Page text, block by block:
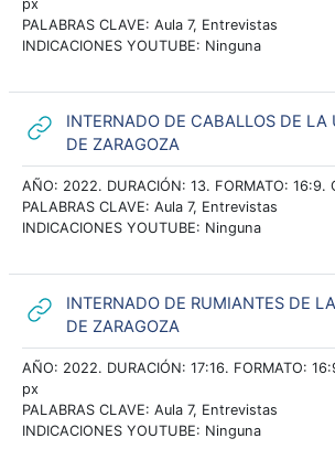
px
PALABRAS CLAVE: Aula 7, Entrevistas
INDICACIONES YOUTUBE: Ninguna
INTERNADO DE CABALLOS DE LA
DE ZARAGOZA
AÑO: 2022. DURACIÓN: 13. FORMATO: 16:9.
PALABRAS CLAVE: Aula 7, Entrevistas
INDICACIONES YOUTUBE: Ninguna
INTERNADO DE RUMIANTES DE
DE ZARAGOZA
AÑO: 2022. DURACIÓN: 17:16. FORMATO:
px
PALABRAS CLAVE: Aula 7, Entrevistas
INDICACIONES YOUTUBE: Ninguna